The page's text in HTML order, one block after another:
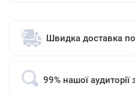
Швидка доставка
99% нашої